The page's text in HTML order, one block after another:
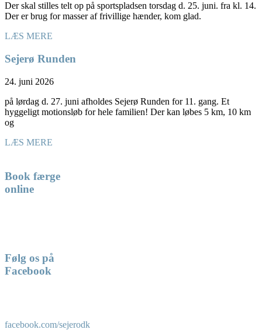
Der skal stilles telt op på sportspladsen torsdag d. 25. juni. fra kl. 14.
Der er brug for masser af frivillige hænder, kom glad.
LÆS MERE
Sejerø Runden
24. juni 2026
på lørdag d. 27. juni afholdes Sejerø Runden for 11. gang. Et
hyggeligt motionsløb for hele familien! Der kan løbes 5 km, 10 km
og
LÆS MERE
Book færge
online
Følg os på
Facebook
facebook.com/sejerodk